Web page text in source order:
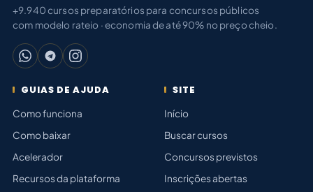
+9.940 cursos preparatórios para concursos públicos
com modelo rateio · economia de até 90% no preço cheio.
GUIAS DE AJUDA
Como funciona
Como baixar
Acelerador
Recursos da plataforma
SITE
Início
Buscar cursos
Concursos previstos
Inscrições abertas